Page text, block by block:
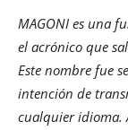
MAGONI es una
el acrónico que
Este nombre fue
intención de
cualquier idioma.